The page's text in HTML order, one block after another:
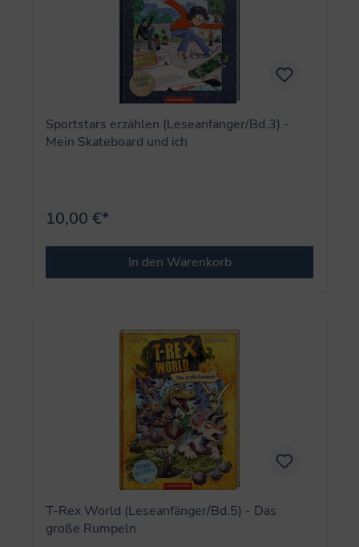
Sportstars erzählen (Leseanfänger/Bd.3) -
Mein Skateboard und ich
10,00 €*
In den Warenkorb
T-Rex World (Leseanfänger/Bd.5) - Das
große Rumpeln